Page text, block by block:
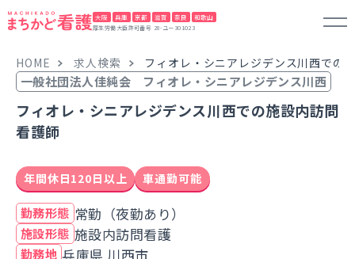
大阪 兵庫 京都 滋賀 奈良 和歌山
厚生労働大臣許可番号 28-ユー301023
HOME 求人検索 フィオレ・シニアレジデンス川西での
一般社団法人佳純会 フィオレ・シニアレジデンス川西
フィオレ・シニアレジデンス川西での施設内訪問
看護師
年間休日120日以上 車通勤可能
勤務形態 常勤（夜勤あり）
施設形態 施設内訪問看護
勤務地 兵庫県 川西市